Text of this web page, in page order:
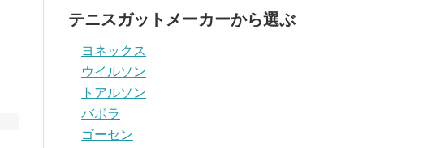
テニスガットメーカーから選ぶ
ヨネックス
ウイルソン
トアルソン
バボラ
ゴーセン